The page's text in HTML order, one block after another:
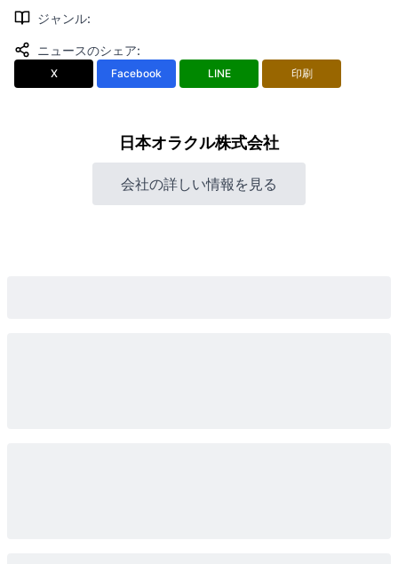
ジャンル:
ニュースのシェア:
X Facebook LINE 印刷
日本オラクル株式会社
会社の詳しい情報を見る